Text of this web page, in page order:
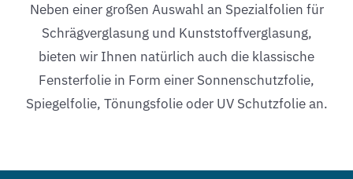
Neben einer großen Auswahl an Spezialfolien für
Schrägverglasung und Kunststoffverglasung,
bieten wir Ihnen natürlich auch die klassische
Fensterfolie in Form einer Sonnenschutzfolie,
Spiegelfolie, Tönungsfolie oder UV Schutzfolie an.